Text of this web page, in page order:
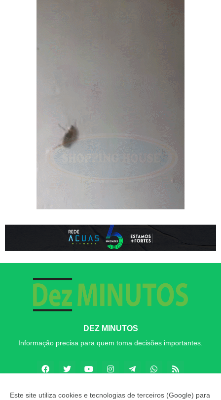
DEZ MINUTOS
Informação precisa para quem toma decisões importantes.
Este site utiliza cookies e tecnologias de terceiros (Google) para